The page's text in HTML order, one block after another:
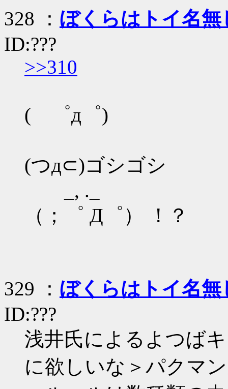
328 ： ぼくらはトイ名無
ID:???
>>310
( ゜д゜)
(つд⊂)ゴシゴシ
_, ._
（；゜ Д゜） ！？
329 ： ぼくらはトイ名無
ID:???
浅井氏によるよつば
に欲しいな＞パクマ